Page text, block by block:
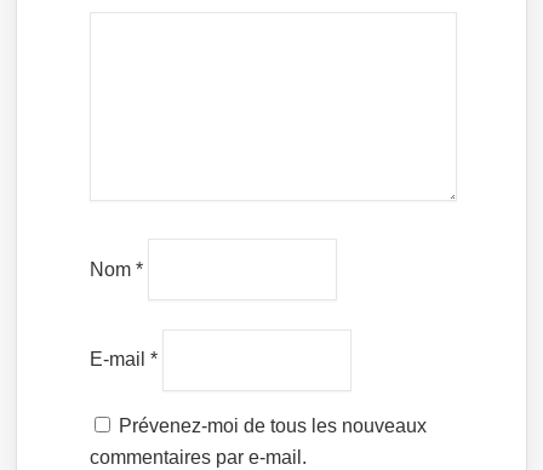
Nom*
E-mail*
Prévenez-moi de tous les nouveaux
commentaires par e-mail.